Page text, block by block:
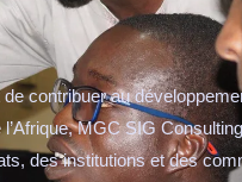
de contribuer au
MGC SIG
des institutions et des